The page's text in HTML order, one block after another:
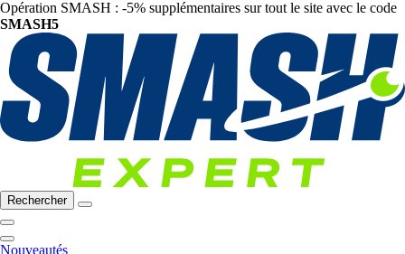
Opération SMASH : -5% supplémentaires sur tout le site avec le code
SMASH5
Rechercher
Nouveautés